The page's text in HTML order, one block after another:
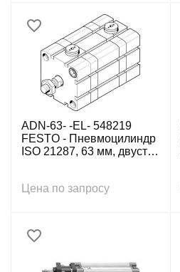
ADN-63- -EL- 548219
FESTO - Пневмоцилиндр
ISO 21287, 63 мм, двуст.
Цена по запросу